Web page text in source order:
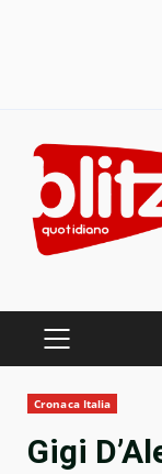
content
PRIMARY
Cronaca Italia
Gigi